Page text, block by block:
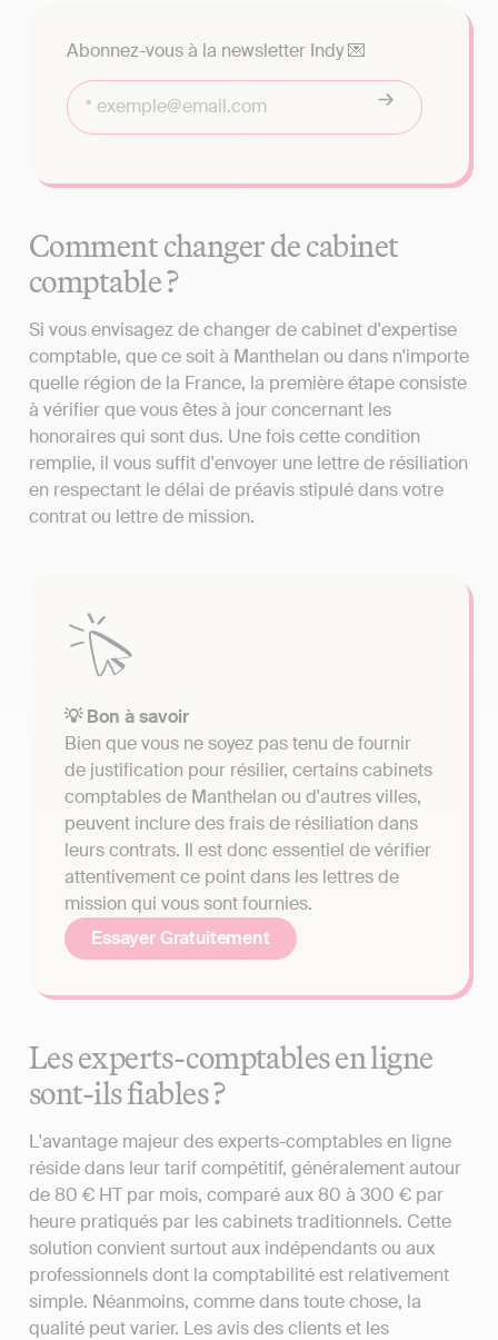
Abonnez-vous à la newsletter Indy 💌
Comment changer de cabinet
comptable ?
Si vous envisagez de changer de cabinet d'expertise
comptable, que ce soit à Manthelan ou dans n'importe
quelle région de la France, la première étape consiste
à vérifier que vous êtes à jour concernant les
honoraires qui sont dus. Une fois cette condition
remplie, il vous suffit d'envoyer une lettre de résiliation
en respectant le délai de préavis stipulé dans votre
contrat ou lettre de mission.
💡 Bon à savoir
Bien que vous ne soyez pas tenu de fournir
de justification pour résilier, certains cabinets
comptables de Manthelan ou d'autres villes,
peuvent inclure des frais de résiliation dans
leurs contrats. Il est donc essentiel de vérifier
attentivement ce point dans les lettres de
mission qui vous sont fournies.
Essayer Gratuitement
Les experts-comptables en ligne
sont-ils fiables ?
L'avantage majeur des experts-comptables en ligne
réside dans leur tarif compétitif, généralement autour
de 80 € HT par mois, comparé aux 80 à 300 € par
heure pratiqués par les cabinets traditionnels. Cette
solution convient surtout aux indépendants ou aux
professionnels dont la comptabilité est relativement
simple. Néanmoins, comme dans toute chose, la
qualité peut varier. Les avis des clients et les